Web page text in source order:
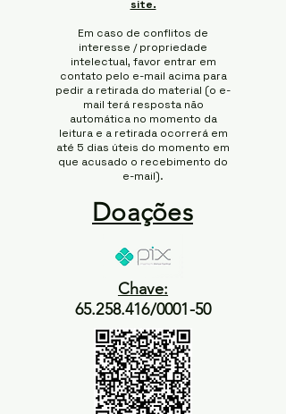
site.
Em caso de conflitos de
interesse / propriedade
intelectual, favor entrar em
contato pelo e-mail acima para
pedir a retirada do material (o e-
mail terá resposta não
automática no momento da
leitura e a retirada ocorrerá em
até 5 dias úteis do momento em
que acusado o recebimento do
e-mail).
Doações
Chave:
65.258.416/0001-50